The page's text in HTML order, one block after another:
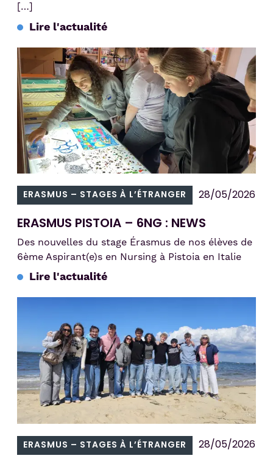
[…]
Lire l'actualité
ERASMUS – STAGES À L’ÉTRANGER 28/05/2026
ERASMUS PISTOIA – 6NG : NEWS
Des nouvelles du stage Érasmus de nos élèves de
6ème Aspirant(e)s en Nursing à Pistoia en Italie
Lire l'actualité
ERASMUS – STAGES À L’ÉTRANGER 28/05/2026